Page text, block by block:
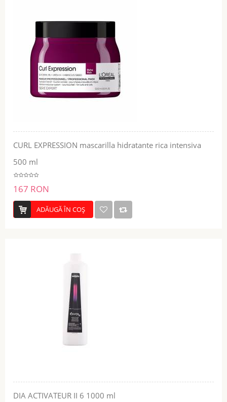
CURL EXPRESSION mascarilla hidratante rica intensiva
500 ml
167 RON
ADĂUGĂ ÎN COŞ
DIA ACTIVATEUR II 6 1000 ml